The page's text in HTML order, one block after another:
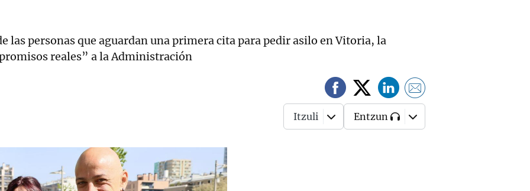
las personas que aguardan una primera cita para pedir asilo en Vitoria, la
reales” a la Administración
Itzuli Entzun